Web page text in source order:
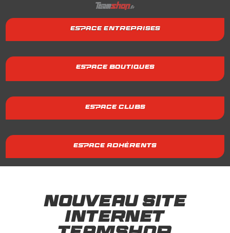
ESPACE ENTREPRISES
ESPACE BOUTIQUES
ESPACE CLUBS
ESPACE ADHÉRENTS
Nouveau site
internet